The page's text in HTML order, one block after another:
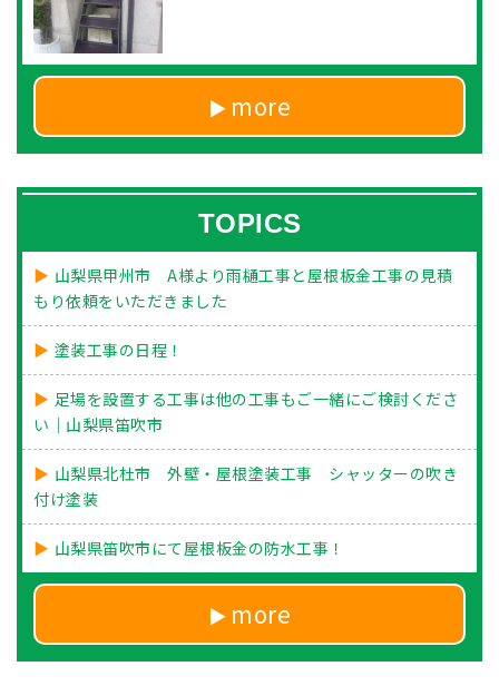
more
TOPICS
山梨県甲州市 A様より雨樋工事と屋根板金工事の見積
もり依頼をいただきました
塗装工事の日程！
足場を設置する工事は他の工事もご一緒にご検討くださ
い｜山梨県笛吹市
山梨県北杜市 外壁・屋根塗装工事 シャッターの吹き
付け塗装
山梨県笛吹市にて屋根板金の防水工事！
more